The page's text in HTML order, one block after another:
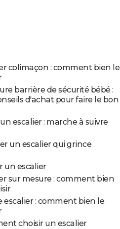
colimaçon : comment bien le
barrière de sécurité bébé :
d'achat pour faire le bon
un escalier : marche à suivre
un escalier qui grince
un escalier
sur mesure : comment bien
escalier : comment bien le
choisir un escalier